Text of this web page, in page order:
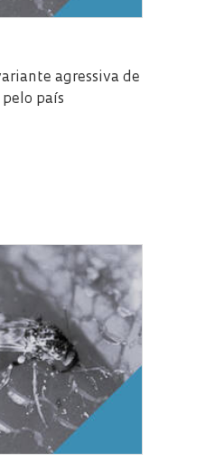
agressiva de
país